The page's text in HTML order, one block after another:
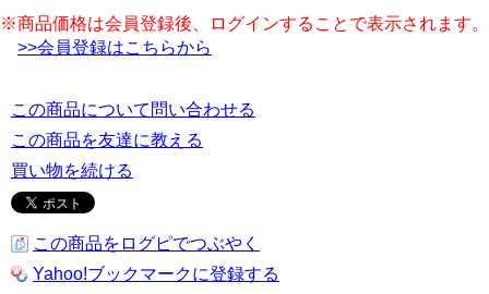
※商品価格は会員登録後、ログインすることで表示されます。
>>会員登録はこちらから
この商品について問い合わせる
この商品を友達に教える
買い物を続ける
この商品をログピでつぶやく
Yahoo!ブックマークに登録する